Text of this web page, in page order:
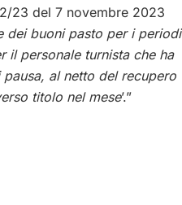
23 del 7 novembre 2023
dei buoni pasto per i periodi
il personale turnista che ha
al netto del recupero
titolo nel mese’.”